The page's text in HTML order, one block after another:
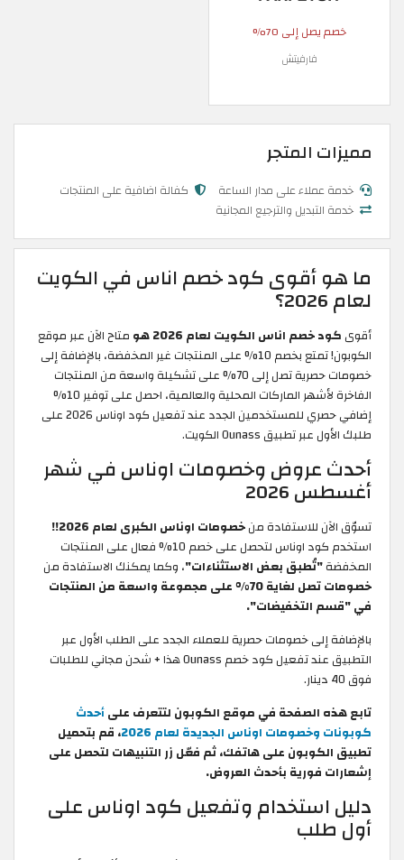
خصم يصل إلى 70%
فارفيتش
مميزات المتجر
خدمة عملاء على مدار الساعة
كفالة اضافية على المنتجات
خدمة التبديل والترجيع المجانية
ما هو أقوى كود خصم اناس في الكويت
لعام 2026؟
أقوى كود خصم اناس الكويت لعام 2026 هو
متاح الآن عبر موقع
الكوبون! تمتع بخصم 10% على المنتجات غير المخفضة، بالإضافة إلى
خصومات حصرية تصل إلى 70% على تشكيلة واسعة من المنتجات
الفاخرة لأشهر الماركات المحلية والعالمية، احصل على توفير 10%
إضافي حصري للمستخدمين الجدد عند تفعيل كود اوناس 2026 على
طلبك الأول عبر تطبيق Ounass الكويت.
أحدث عروض وخصومات اوناس في شهر
أغسطس 2026
تسوّق الآن للاستفادة منخصومات اوناس الكبرى لعام 2026!!
استخدم كود اوناس لتحصل على خصم 10% فعال على المنتجات
المخفضة"تُطبق بعض الاستثناءات"، وكما يمكنك الاستفادة من
خصومات تصل لغاية 70% على مجموعة واسعة من المنتجات
في "قسم التخفيضات".
بالإضافة إلى خصومات حصرية للعملاء الجدد على الطلب الأول عبر
التطبيق عند تفعيل كود خصم Ounass هذا + شحن مجاني للطلبات
فوق 40 دينار.
تابع هذه الصفحة في موقع الكوبون لتتعرف علىأحدث
كوبونات وخصومات اوناس الجديدة لعام 2026
، قم بتحميل
تطبيق الكوبون على هاتفك، ثم فعّل زر التنبيهات لتحصل على
إشعارات فورية بأحدث العروض.
دليل استخدام وتفعيل كود اوناس على
أول طلب